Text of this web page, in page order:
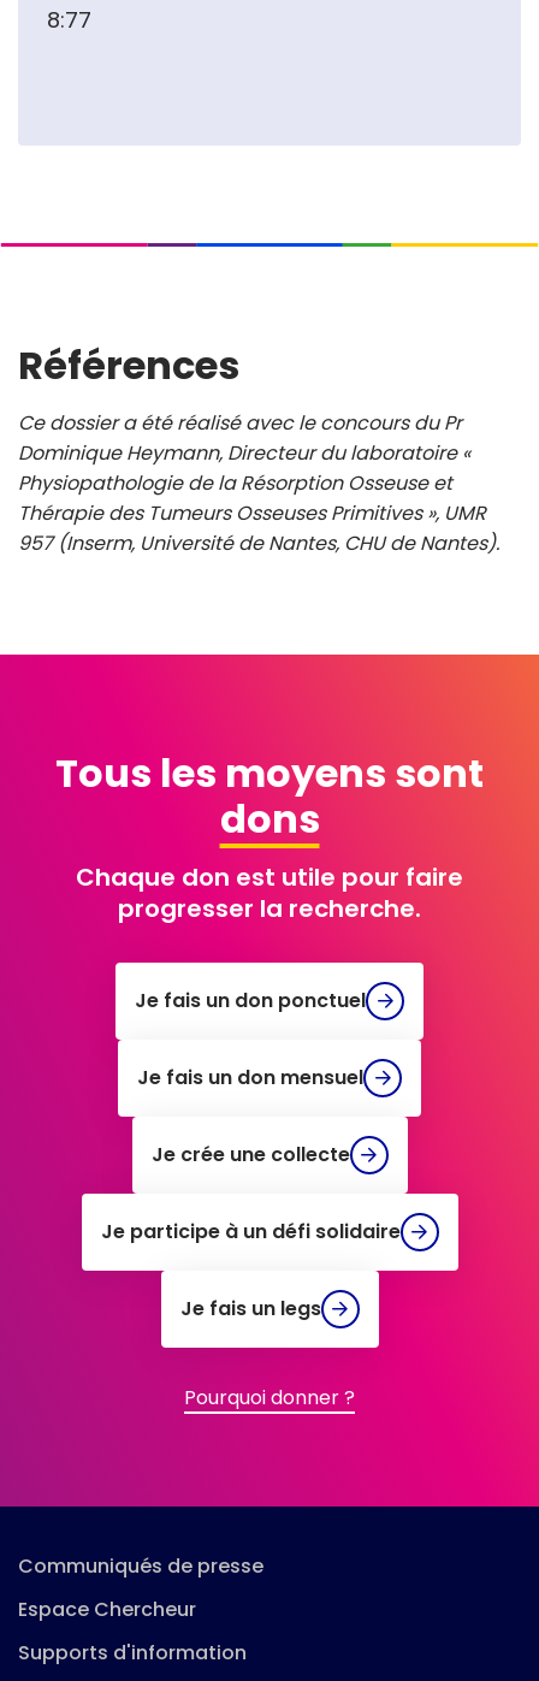
8:77
Références
Ce dossier a été réalisé avec le concours du Pr
Dominique Heymann, Directeur du laboratoire «
Physiopathologie de la Résorption Osseuse et
Thérapie des Tumeurs Osseuses Primitives », UMR
957 (Inserm, Université de Nantes, CHU de Nantes).
Tous les moyens sont
dons
Chaque don est utile pour faire
progresser la recherche.
Je fais un don ponctuel
Je
un
don
ponctuel
Je fais un don mensuel
Je
fais
un
don
mensuel
Je crée une collecte
Je
crée
collecte
Je participe à un défi solidaire
Je
participe
Je fais un legs
Je
fais
legs
Pourquoi donner ?
Communiqués de presse
Espace Chercheur
Supports d'information